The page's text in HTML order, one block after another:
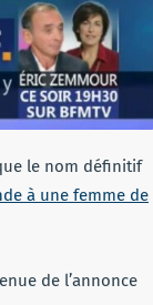
le nom définitif
à une femme de
de l’annonce